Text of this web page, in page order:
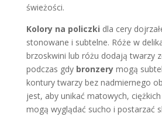
świeżości.
Kolory na policzki dla cery
stonowane i subtelne. Róże w
brzoskwini lub różu dodają twarzy
podczas gdy bronzerymogą
kontury twarzy bez nadmiernego
jest, aby unikać matowych,
mogą wyglądać sucho i postarzać